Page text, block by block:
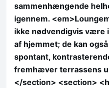
sammenhængende
igennem.
ikke nødvendigvis være
af hjemmet; de kan
spontant,
fremhæver terrassens
</section> <section>